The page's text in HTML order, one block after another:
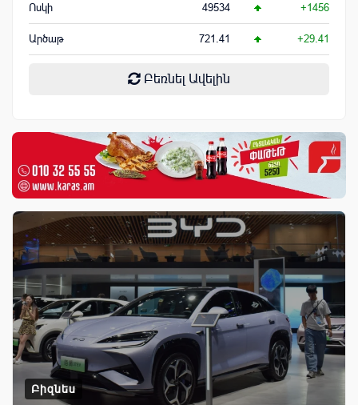
Ոսկի 49534 +1456
Արծաթ 721.41 +29.41
Բեռնել Ավելին
Բիզնես